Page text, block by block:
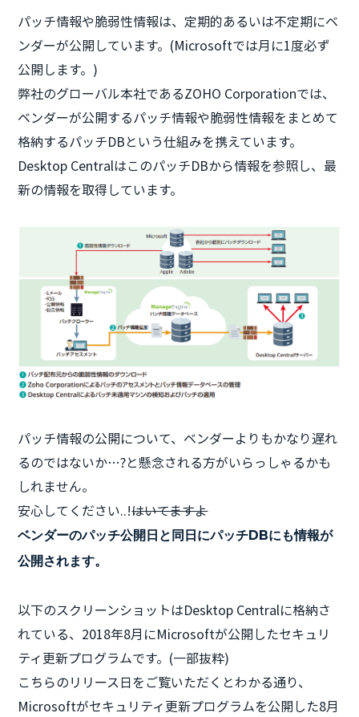
パッチ情報や脆弱性情報は、定期的あるいは不定期にベ
ンダーが公開しています。(Microsoftでは月に1度必ず
公開します。)
弊社のグローバル本社であるZOHO Corporationでは、
ベンダーが公開するパッチ情報や脆弱性情報をまとめて
格納するパッチDBという仕組みを携えています。
Desktop CentralはこのパッチDBから情報を参照し、最
新の情報を取得しています。
パッチ情報の公開について、ベンダーよりもかなり遅れ
るのではないか…?と懸念される方がいらっしゃるかも
しれません。
安心してください..!はいてますよ
ベンダーのパッチ公開日と同日にパッチDBにも情報が
公開されます。
以下のスクリーンショットはDesktop Centralに格納さ
れている、2018年8月にMicrosoftが公開したセキュリ
ティ更新プログラムです。(一部抜粋)
こちらのリリース日をご覧いただくとわかる通り、
Microsoftがセキュリティ更新プログラムを公開した8月